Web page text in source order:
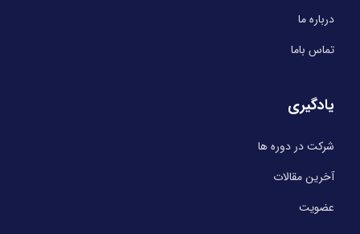
درباره ما
تماس باما
یادگیری
شرکت در دوره ها
آخرین مقالات
عضویت